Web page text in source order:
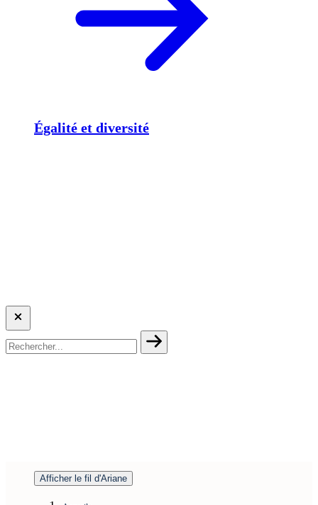
Égalité et diversité
Afficher le fil d'Ariane